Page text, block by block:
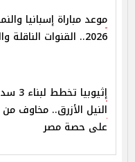
موعد مباراة إسبانيا
2026.. القنوات الناقلة والتشكيل المتوقع
النيل الأزرق.. مخاوف من
على حصة مصر